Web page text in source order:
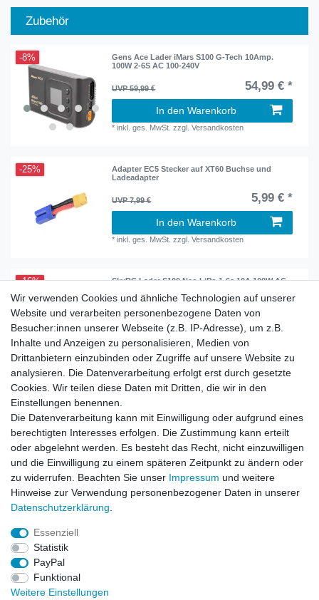
Zubehör
-8%
Gens Ace Lader iMars S100 G-Tech 10Amp.
100W 2-6S AC 100-240V
UVP 59,99 € 54,99 € *
In den Warenkorb
*inkl. ges. MwSt. zzgl.Versandkosten
-25%
Adapter EC5 Stecker auf XT60 Buchse und
Ladeadapter
UVP 7,99 € 5,99 € *
In den Warenkorb
*inkl. ges. MwSt. zzgl.Versandkosten
-16% SkyRC Lader S100 Neo LiPo 1-6s 10A 100W AC
UVP 57,99 € 48,99 € *
In den Warenkorb
-4%
Gens ace G-Tech LiPo 5000 mAh 11.1V 3S
SoftCase 60C EC5
47,99 € *
In den Warenkorb
*inkl. ges. MwSt.zzgl.Versandkosten
Wir verwenden Cookies und ähnliche Technologien auf unserer
Website und verarbeiten personenbezogene Daten von
Besucher:innen unserer Webseite (z.B. IP-Adresse), um z.B.
Inhalte und Anzeigen zu personalisieren, Medien von
Drittanbietern einzubinden oder Zugriffe auf unsere Website zu
analysieren. Die Datenverarbeitung erfolgt erst durch gesetzte
Cookies. Wir teilen diese Daten mit Dritten, die wir in den
Einstellungen benennen.
Die Datenverarbeitung kann mit Einwilligung oder aufgrund eines
berechtigten Interesses erfolgen. Die Zustimmung kann erteilt
oder abgelehnt werden. Es besteht das Recht, nicht einzuwilligen
und die Einwilligung zu einem späteren Zeitpunkt zu ändern oder
zu widerrufen. Beachten Sie unser Impressum und weitere
Hinweise zur Verwendung personenbezogener Daten in unserer
Daten­schutz­erklärung
Essenziell
Statistik
PayPal
Funktional
Weitere Einstellungen